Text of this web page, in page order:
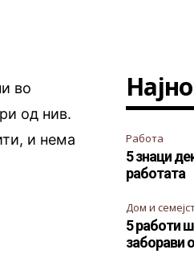
во
од нив.
и нема
Работа
5 знаци
работата
Дом и
5 работи
заборави